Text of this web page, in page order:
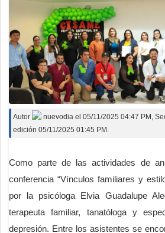
Autor nuevodia el 05/11/2025 04:47 PM ,
edición 05/11/2025 01:45 PM.
Como parte de las actividades de
conferencia “Vínculos familiares y
por la psicóloga Elvia Guadalupe
terapeuta familiar, tanatóloga y
depresión. Entre los asistentes se